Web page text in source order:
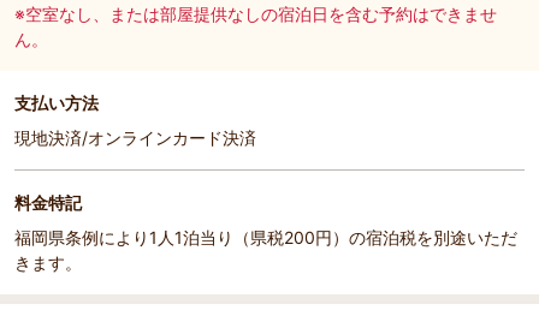
※空室なし、または部屋提供なしの宿泊日を含む予約はできませ
ん。
支払い方法
現地決済/オンラインカード決済
料金特記
福岡県条例により1人1泊当り（県税200円）の宿泊税を別途いただ
きます。